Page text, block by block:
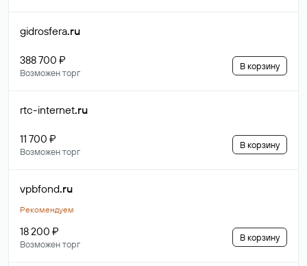
gidrosfera.ru
388 700 ₽
Возможен торг
В корзину
rtc-internet.ru
11 700 ₽
Возможен торг
В корзину
vpbfond.ru
Рекомендуем
18 200 ₽
Возможен торг
В корзину